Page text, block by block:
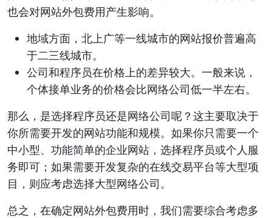
也会对网站外包费用产生影响。
地域方面，北上广等一线城市的网站报价普遍高
于二三线城市。
公司和程序员在价格上的差异较大。一般来说，
个体接单业务的价格会比网络公司低一半左右。
那么，是选择程序员还是网络公司呢？这主要取决于
你所需要开发的网站功能和规模。如果你只需要一个
中小型、功能简单的企业网站，选择程序员或个人服
务即可；如果需要开发复杂的在线交易平台等大型项
目，则应考虑选择大型网络公司。
总之，在确定网站外包费用时，我们需要综合考虑多